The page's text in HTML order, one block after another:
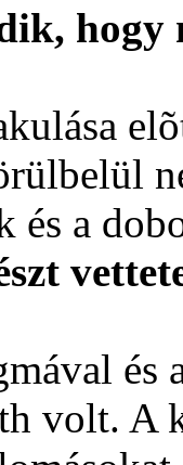
hogy
és a
és
volt. A